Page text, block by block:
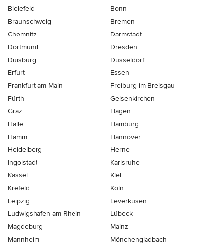
Bielefeld
Bonn
Braunschweig
Bremen
Chemnitz
Darmstadt
Dortmund
Dresden
Duisburg
Düsseldorf
Erfurt
Essen
Frankfurt am Main
Freiburg-im-Breisgau
Fürth
Gelsenkirchen
Graz
Hagen
Halle
Hamburg
Hamm
Hannover
Heidelberg
Herne
Ingolstadt
Karlsruhe
Kassel
Kiel
Krefeld
Köln
Leipzig
Leverkusen
Ludwigshafen-am-Rhein
Lübeck
Magdeburg
Mainz
Mannheim
Mönchen­gladbach